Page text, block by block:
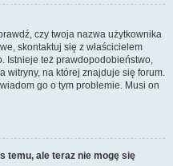
czy twoja nazwa użytkownika
skontaktuj się z właścicielem
Istnieje też prawdopodobieństwo,
witryny, na której znajduje się forum.
go o tym problemie. Musi on
temu, ale teraz nie mogę się